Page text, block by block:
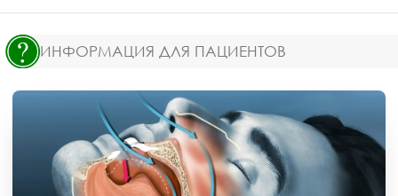
ИНФОРМАЦИЯ ДЛЯ ПАЦИЕНТОВ